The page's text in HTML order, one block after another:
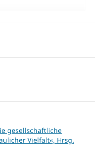
gesellschaftliche
Vielfalt«, Hrsg.